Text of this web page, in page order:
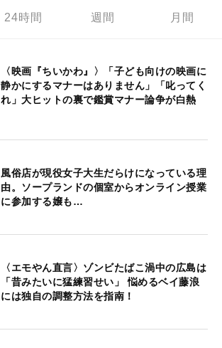
24時間 週間 月間
〈映画『ちいかわ』〉「子ども向けの映画に
静かにするマナーはありません」「叱ってく
れ」大ヒットの裏で鑑賞マナー論争が白熱
風俗店が現役女子大生だらけになっている理
由。ソープランドの個室からオンライン授業
に参加する嬢も…
〈エモやん直言〉ゾンビたばこ渦中の広島は
「昔みたいに猛練習せい」 悩めるベイ藤浪
には独自の調整方法を指南！